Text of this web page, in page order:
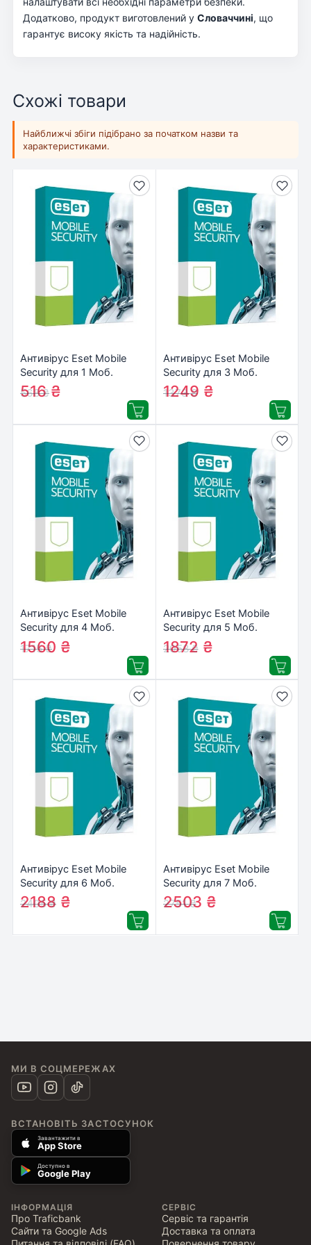
Додатково, продукт виготовлений у Словаччині, що
гарантує високу якість та надійність.
Схожі товари
Найближчі збіги підібрано за початком назви та
характеристиками.
Антивірус Eset Mobile
Security для 1 Моб.
Пристр., ліцензія 1year
(27_1_1)
568₴
516₴
Антивірус Eset Mobile
Security для 3 Моб.
Пристр., ліцензія 1year
(27_3_1)
1373₴
1249 ₴
Антивірус Eset Mobile
Security для 4 Моб.
Пристр., ліцензія 1year
(27_4_1)
1715₴
1560 ₴
Антивірус Eset Mobile
Security для 5 Моб.
Пристр., ліцензія 1year
(27_5_1)
2058₴
1872 ₴
Антивірус Eset Mobile
Security для 6 Моб.
Пристр., ліцензія 1year
(27_6_1)
2405₴
2188 ₴
Антивірус Eset Mobile
Security для 7 Моб.
Пристр., ліцензія 1year
(27_7_1)
2751₴
2503 ₴
МИ В СОЦМЕРЕЖАХ
ВСТАНОВІТЬ ЗАСТОСУНОК
Завантажити в
App Store
Доступно в
Google Play
ІНФОРМАЦІЯ
Про Traficbank
Сайти та Google Ads
СЕРВІС
Сервіс та гарантія
Доставка та оплата